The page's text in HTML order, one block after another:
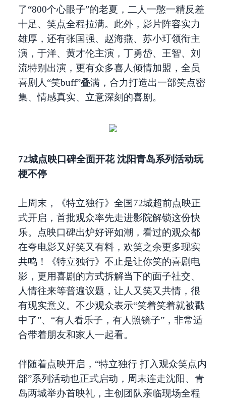
了“800个心眼子”的老夏，二人一憨一精反差
十足、笑点全程拉满。此外，影片阵容实力
雄厚，还有张国强、赵海燕、苏小玎领衔主
演，于洋、黄才伦主演，丁勇岱、王智、刘
流特别出演，更有众多喜人倾情加盟，全员
喜剧人“笑buff”叠满，合力打造出一部笑点密
集、情感真实、立意深刻的喜剧。
72城点映口碑全面开花 沈阳青岛系列活动玩
梗不停
上周末，《特立独行》全国72城超前点映正
式开启，首批观众率先走进影院解锁这份快
乐。点映口碑出炉好评如潮，看过的观众都
在夸电影又好笑又有料，欢笑之余更多现实
共鸣！《特立独行》不止是让你笑的喜剧电
影，更用喜剧的方式拆解当下的面子社交、
人情往来等普遍议题，让人又笑又共情，很
有现实意义。不少观众表示“笑着笑着就被戳
中了”、“有人看乐子，有人照镜子”，非常适
合带着朋友和家人一起看。
伴随着点映开启，“特立独行 打入观众笑点内
部”系列活动也正式启动，周末连走沈阳、青
岛两城举办首映礼，主创团队亲临现场全程